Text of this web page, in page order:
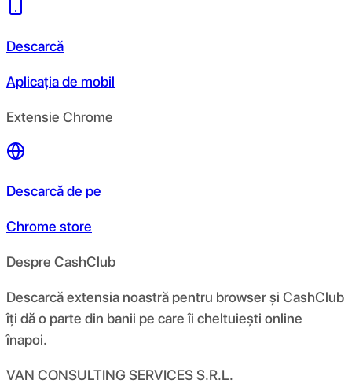
Descarcă
Aplicația de mobil
Extensie Chrome
Descarcă de pe
Chrome store
Despre CashClub
Descarcă extensia noastră pentru browser și CashClub
îți dă o parte din banii pe care îi cheltuiești online
înapoi.
VAN CONSULTING SERVICES S.R.L.